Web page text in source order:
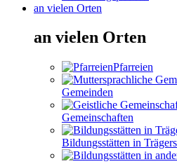
an vielen Orten
an vielen Orten
Pfarreien
Gemeinden
Gemeinschaften
Bildungsstätten in